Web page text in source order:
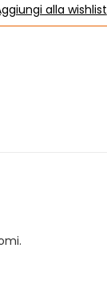
alla wishlist